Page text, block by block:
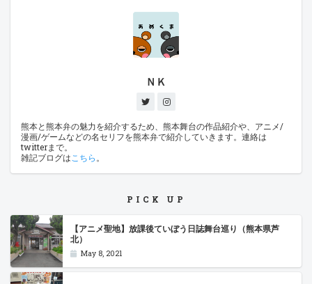
ＮＫ
熊本と熊本弁の魅力を紹介するため、熊本舞台の作品紹介や、アニメ/
漫画/ゲームなどの名セリフを熊本弁で紹介していきます。連絡は
twitterまで。
雑記ブログは こちら 。
PICK UP
【アニメ聖地】放課後ていぼう日誌舞台巡り（熊本県芦
北）
May 8, 2021